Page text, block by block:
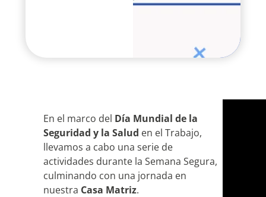
En el marco del Día Mundial de la
Seguridad y la Salud en el Trabajo,
llevamos a cabo una serie de
actividades durante la Semana Segura,
culminando con una jornada en
nuestra Casa Matriz.